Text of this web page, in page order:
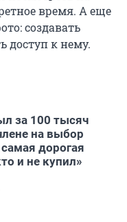
время. А еще
создавать
доступ к нему.
за 100 тысяч
на выбор
дорогая
и не купил»